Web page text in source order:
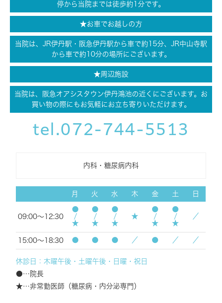
停から当院までは徒歩約1分です。
★お車でお越しの方
当院は、JR伊丹駅・阪急伊丹駅から車で約15分、JR中山寺駅
から車で約10分の場所にございます。
★周辺施設
当院は、阪急オアシスタウン伊丹鴻池の近くにございます。お
買い物の際にもお気軽にお立ち寄りいただけます。
tel.072-744-5513
内科・糖尿病内科
月 火 水 木 金 土 日
09:00～12:30 ●/★ ●/★ ●/★ ★ ●/★ ●/★ ／
15:00～18:30 ● ● ● ／ ● ／ ／
休診日：木曜午後・土曜午後・日曜・祝日
●…院長
★…非常勤医師（糖尿病・内分泌専門）